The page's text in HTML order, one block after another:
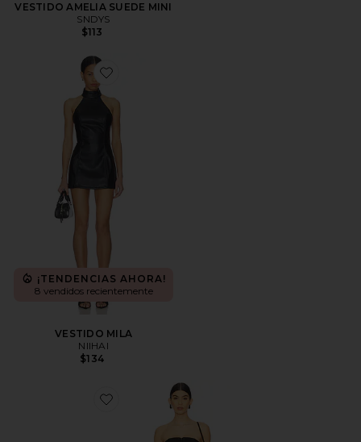
VESTIDO AMELIA SUEDE MINI
SNDYS
$113
Favorite VESTIDO MILA
¡TENDENCIAS AHORA!
8 vendidos recientemente
VESTIDO MILA
NIIHAI
$134
Favorite VESTIDO RILEY